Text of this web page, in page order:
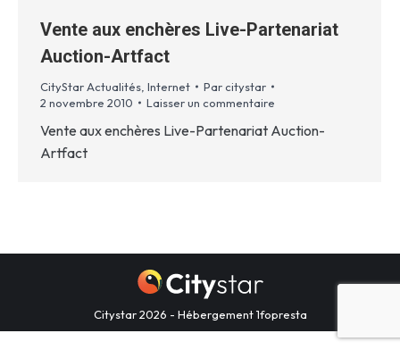
Vente aux enchères Live-Partenariat
Auction-Artfact
CityStar Actualités, Internet Par citystar
2 novembre 2010
Laisser un commentaire
Vente aux enchères Live-Partenariat Auction-
Artfact
Citystar 2026 - Hébergement1fopresta